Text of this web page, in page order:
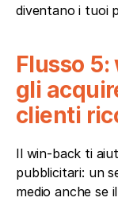
diventano i tuoi
Flusso
gli
clienti
Il win-back ti
pubblicitari: un
medio anche se